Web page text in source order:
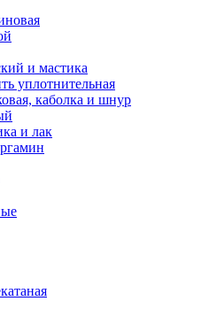
и мастика
уплотнительная
каболка и шнур
и лак